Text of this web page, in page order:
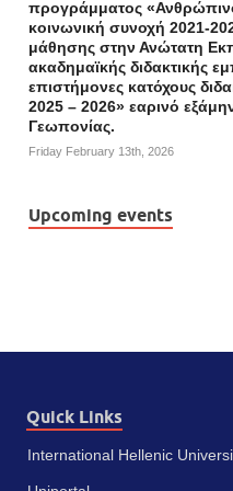
προγράμματος
κοινωνική συνοχή 2021-
μάθησης στην Ανώτατη
ακαδημαϊκής διδακτικής
επιστήμονες κατόχους
2025 – 2026» εαρινό
Γεωπονίας.
Friday February 13th, 2026
Upcoming events
Quick Links
International Hellenic